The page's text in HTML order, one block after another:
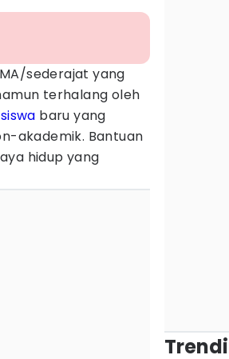
sederajat yang
terhalang oleh
baru yang
akademik. Bantuan
hidup yang